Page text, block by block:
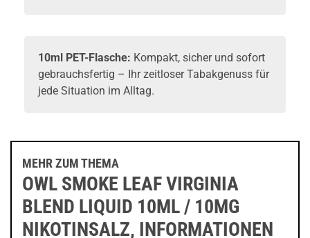
10ml PET-Flasche: Kompakt, sicher und sofort
gebrauchsfertig – Ihr zeitloser Tabakgenuss für
jede Situation im Alltag.
MEHR ZUM THEMA
OWL SMOKE LEAF VIRGINIA
BLEND LIQUID 10ML / 10MG
NIKOTINSALZ, INFORMATIONEN